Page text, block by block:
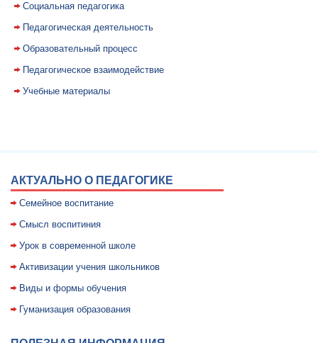
Социальная педагогика
Педагогическая деятельность
Образовательный процесс
Педагогическое взаимодействие
Учебные материалы
АКТУАЛЬНО О ПЕДАГОГИКЕ
Семейное воспитание
Смысл воспитиния
Уpок в совpеменной школе
Активизации учения школьников
Виды и формы обучения
Гуманизация образования